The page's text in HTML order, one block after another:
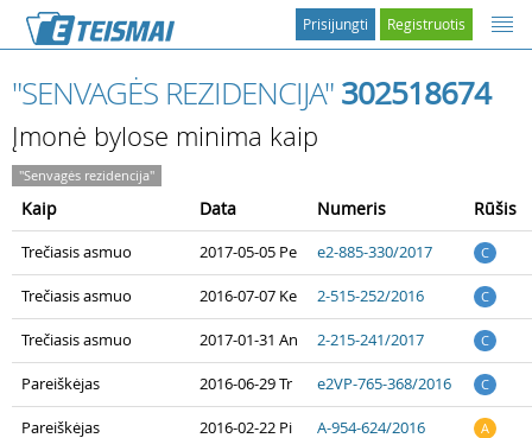
Registruotis
Prisijungti
"SENVAGĖS REZIDENCIJA" 302518674
Įmonė bylose minima kaip
"Senvagės rezidencija"
Kaip Data Numeris Rūšis
Trečiasis asmuo 2017-05-05 Pe e2-885-330/2017 C
Trečiasis asmuo 2016-07-07 Ke 2-515-252/2016 C
Trečiasis asmuo 2017-01-31 An 2-215-241/2017 C
Pareiškėjas 2016-06-29 Tr e2VP-765-368/2016 C
Pareiškėjas 2016-02-22 Pi A-954-624/2016 A